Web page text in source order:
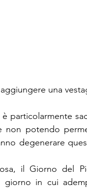
una
particolarmente
non potendo
degenerare
il Giorno del
in cui